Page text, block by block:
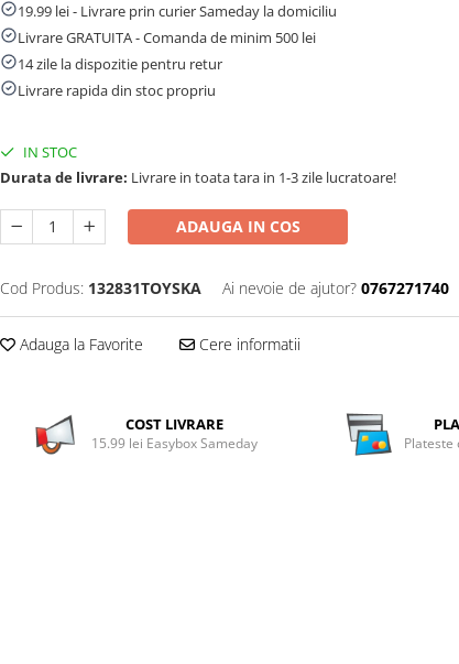
19.99 lei - Livrare prin curier Sameday la domiciliu
Livrare GRATUITA - Comanda de minim 500 lei
14 zile la dispozitie pentru retur
Livrare rapida din stoc propriu
IN STOC
Durata de livrare: Livrare in toata tara in 1-3 zile lucratoare!
ADAUGA IN COS
Cod Produs: 132831TOYSKA Ai nevoie de ajutor? 0767271740
Adauga la Favorite Cere informatii
COST LIVRARE
15.99 lei Easybox Sameday Plateste